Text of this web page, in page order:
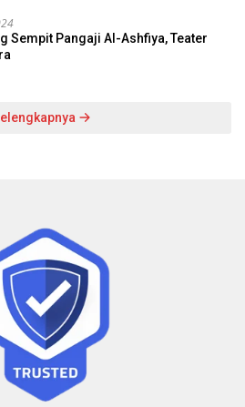
Sempit Pangaji Al-Ashfiya, Teater